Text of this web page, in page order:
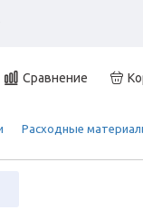
Сравнение
Расходные